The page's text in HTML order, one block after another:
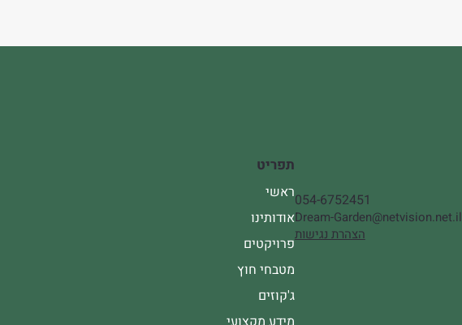
תפריט
ראשי
אודותינו
פרויקטים
מטבחי חוץ
ג'קוזים
054-6752451
Dream-Garden@netvision.net.il
הצהרת נגישות